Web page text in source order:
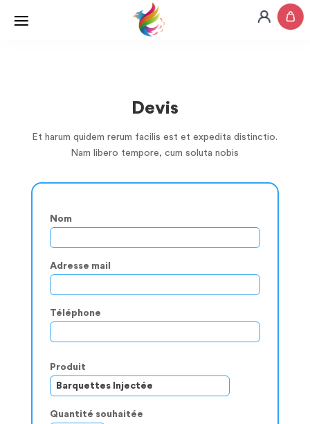
Devis
Et harum quidem rerum facilis est et expedita distinctio.
Nam libero tempore, cum soluta nobis
Nom
Adresse mail
Téléphone
Produit
Barquettes Injectée
Quantité souhaitée